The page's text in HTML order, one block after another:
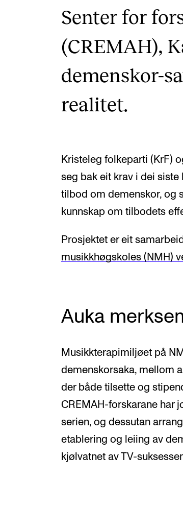
Senter for
(CREMAH),
demenskor-
realitet.
Kristeleg folkeparti (KrF)
seg bak eit krav i dei
tilbod om demenskor, og
kunnskap om tilbodets
Prosjektet er eit
musikkhøgskoles (NMH)
Auka
Musikkterapimiljøet på
demenskorsaka, mellom
der både tilsette og
CREMAH-forskarane har
serien, og dessutan
etablering og leiing av
kjølvatnet av TV-